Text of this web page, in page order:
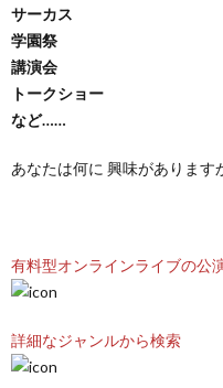
サーカス
学園祭
講演会
トークショー
など……
あなたは何に 興味があります
有料型オンラインライブの公
詳細なジャンルから検索